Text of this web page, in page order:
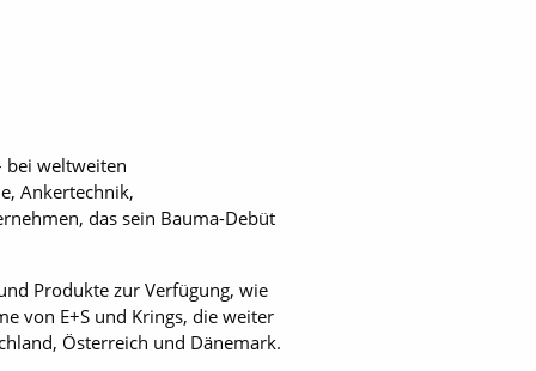
bei weltweiten
Ankertechnik,
das sein Bauma-Debüt
Produkte zur Verfügung, wie
von E+S und Krings, die weiter
Österreich und Dänemark.